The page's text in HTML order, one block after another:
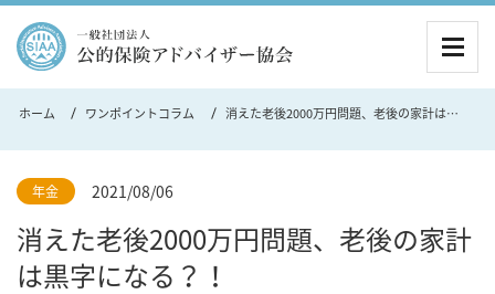
ホーム ワンポイントコラム 消えた老後2000万円問題、老後の家計は黒字になる？！
消えた老後2000万円問題、老後の家計
は黒字になる？！
年金 2021/08/06